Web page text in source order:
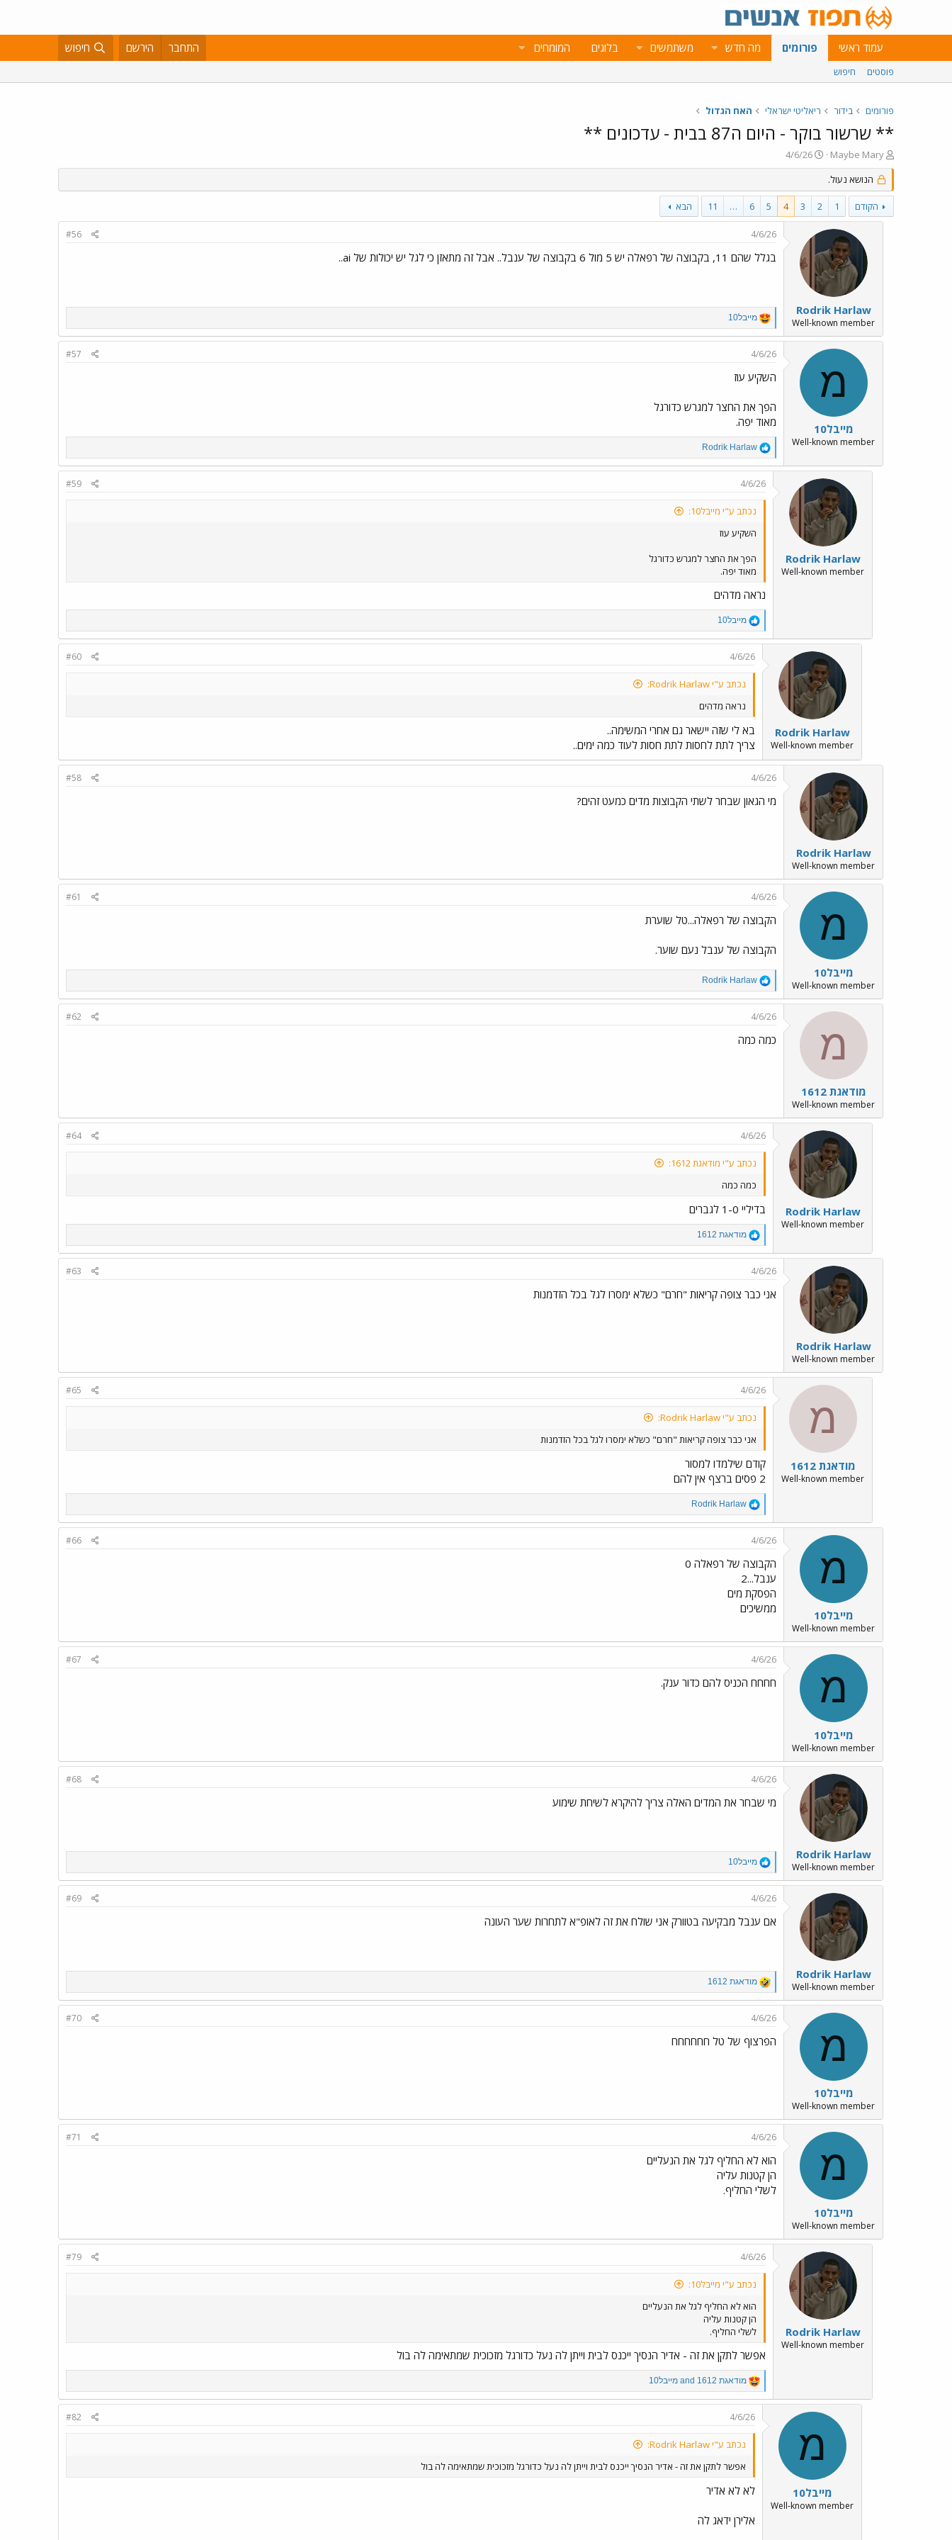
עמוד ראשי פורומים מה חדש משתמשים בלוגים המומחים התחבר הירשם חיפוש
פוסטים חיפוש
פורומים בידור ריאליטי ישראלי האח הגדול
** שרשור בוקר - היום ה87 בבית - עדכונים **
פ
ו
ת
ח
ה
נ
Maybe Mary
פ
ו
ס
ב
א
4/6/26
הנושא נעול.
הקודם 1
2
3
4
5
6
…
11 הבא
Rodrik Harlaw
Well-known member
4/6/26
#56
בגלל שהם 11, בקבוצה של רפאלה יש 5 מול 6 בקבוצה של ענבל.. אבל זה מתאזן כי לגל יש יכולות של ai..
R
e
a
c
i
o
s
:
מייבל10
מ
מייבל10
Well-known member
4/6/26
#57
השקיע עוז
הפך את החצר למגרש כדורגל
מאוד יפה.
R
e
a
c
o
s
Rodrik Harlaw
Rodrik Harlaw
Well-known member
4/6/26
#59
נכתב ע"י מייבל10:
השקיע עוז
הפך את החצר למגרש כדורגל
מאוד יפה.
נראה מדהים
R
e
a
c
o
s
מייבל10
Rodrik Harlaw
Well-known member
4/6/26
#60
נכתב ע"י Rodrik Harlaw:
נראה מדהים
בא לי שזה יישאר גם אחרי המשימה..
צריך לתת לחסות לתת חסות לעוד כמה ימים..
Rodrik Harlaw
Well-known member
4/6/26
#58
מי הגאון שבחר לשתי הקבוצות מדים כמעט זהים?
מ
מייבל10
Well-known member
4/6/26
#61
הקבוצה של רפאלה...טל שוערת
הקבוצה של ענבל נעם שוער.
R
e
a
c
o
Rodrik Harlaw
מ
מודאגת 1612
Well-known member
4/6/26
#62
כמה כמה
Rodrik Harlaw
Well-known member
4/6/26
#64
נכתב ע"י מודאגת 1612:
כמה כמה
בדיליי 1-0 לגברים
R
e
a
i
מודאגת 1612
Rodrik Harlaw
Well-known member
4/6/26
#63
אני כבר צופה קריאות "חרם" כשלא ימסרו לגל בכל הזדמנות
מ
מודאגת 1612
Well-known member
4/6/26
#65
נכתב ע"י Rodrik Harlaw:
אני כבר צופה קריאות "חרם" כשלא ימסרו לגל בכל הזדמנות
קודם שילמדו למסור
2 פסים ברצף אין להם
R
e
a
i
o
n
s
:
Rodrik Harlaw
מ
מייבל10
Well-known member
4/6/26
#66
הקבוצה של רפאלה 0
ענבל...2
הפסקת מים
ממשיכים
מ
מייבל10
Well-known member
4/6/26
#67
חחחח הכניס להם כדור ענק.
Rodrik Harlaw
Well-known member
4/6/26
#68
מי שבחר את המדים האלה צריך להיקרא לשיחת שימוע
R
e
a
c
i
מייבל10
Rodrik Harlaw
Well-known member
4/6/26
#69
אם ענבל מבקיעה בטוורק אני שולח את זה לאופ"א לתחרות שער העונה
R
e
a
c
i
o
מודאגת 1612
מ
מייבל10
Well-known member
4/6/26
#70
הפרצוף של טל חחחחחח
מ
מייבל10
Well-known member
4/6/26
#71
הוא לא החליף לגל את הנעליים
הן קטנות עליה
לשלי החליף.
Rodrik Harlaw
Well-known member
4/6/26
#79
נכתב ע"י מייבל10:
הוא לא החליף לגל את הנעליים
הן קטנות עליה
לשלי החליף.
אפשר לתקן את זה - אדיר הנסיך ייכנס לבית וייתן לה נעל כדורגל מזכוכית שמתאימה לה בול
R
e
a
c
o
s
מודאגת 1612 מייבל10
מ
מייבל10
Well-known member
4/6/26
#82
נכתב ע"י Rodrik Harlaw:
אפשר לתקן את זה - אדיר הנסיך ייכנס לבית וייתן לה נעל כדורגל מזכוכית שמתאימה לה בול
לא לא אדיר
אלירן ידאג לה